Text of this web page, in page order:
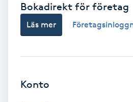
Veterinär
Vibrationsmassage
Volymfransar
Bokadirekt för företag
Läs mer
Konto